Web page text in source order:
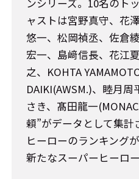
ャストは宮野真守、花
悠一、松岡禎丞、佐倉
宏一、島﨑信長、花江
之、KOHTA
DAIKI(AWSM.)、睦月
さき、髙田龍一
頼”がデータとして集計
ヒーローのランキング
新たなスーパーヒーロー